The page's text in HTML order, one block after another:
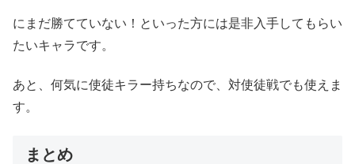
にまだ勝てていない！といった方には是非入手してもらい
たいキャラです。
あと、何気に使徒キラー持ちなので、対使徒戦でも使えま
す。
まとめ